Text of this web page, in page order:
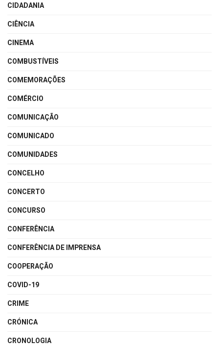
CIDADANIA
CIÊNCIA
CINEMA
COMBUSTÍVEIS
COMEMORAÇÕES
COMÉRCIO
COMUNICAÇÃO
COMUNICADO
COMUNIDADES
CONCELHO
CONCERTO
CONCURSO
CONFERÊNCIA
CONFERÊNCIA DE IMPRENSA
COOPERAÇÃO
COVID-19
CRIME
CRÓNICA
CRONOLOGIA